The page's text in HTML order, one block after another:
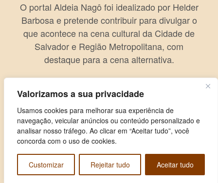
Valorizamos a sua privacidade
Usamos cookies para melhorar sua experiência de
navegação, veicular anúncios ou conteúdo personalizado e
analisar nosso tráfego. Ao clicar em “Aceitar tudo”, você
concorda com o uso de cookies.
Customizar Rejeitar tudo Aceitar tudo
O portal Aldeia Nagô foi idealizado por Helder
Barbosa e pretende contribuir para divulgar o
que acontece na cena cultural da Cidade de
Salvador e Região Metropolitana, com
destaque para a cena alternativa.
Copyright © 2026 Aldeia Nagô. Todos os direitos reservados.